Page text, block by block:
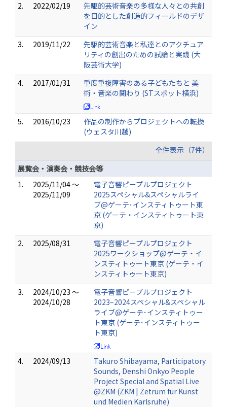
2.
2022/02/19
先駆的芸術音楽の多様な人々との共創
を目的とした創造的フィールドのデザ
イン
3.
2019/11/22
先駆的芸術音楽と私達とのアクチュア
リティの創出のための試論と実践 (大
阪芸術大学)
4.
2017/01/31
重度重複障害のある子どもたちと 美
術・音楽の関わり (STスポット横浜)
5. 2016/10/23
作品の制作からプロジェクトへの転換
(ウェスタ川越)
全件表示（7件）
展覧会・演奏会・競技会等
1.
2025/11/04 ～
2025/11/09
電子音響ピープルプロジェクト
2025スペシャル&スペシャルライ
ブ@ゲーテ･インスティトゥート東
京 (ゲーテ・インスティトゥート東
京)
2.
2025/08/31
電子音響ピープルプロジェクト
2025ワークショップ@ゲーテ・イ
ンスティトゥート東京 (ゲーテ・イ
ンスティトゥート東京)
3.
2024/10/23 ～
2024/10/28
電子音響ピープルプロジェクト
2023–2024スペシャル&スペシャル
ライブ@ゲーテ･インスティトゥー
ト東京 (ゲーテ･インスティトゥー
ト東京)
4. 2024/09/13
Takuro Shibayama, Participatory
Sounds, Denshi Onkyo People
Project Special and Spatial Live
@ZKM (ZKM | Zetrum für Kunst
und Medien Karlsruhe)